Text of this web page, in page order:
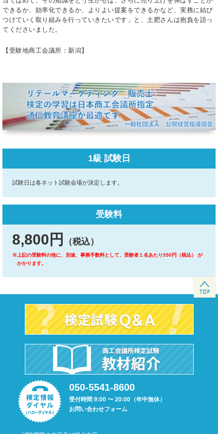
できるか、効率化できるか、よりよい提案をできるかなど、実務に結び
つけていく取り組みを行っていきたいです」と、土肥さんは抱負を語っ
てくださいました。
【受験地商工会議所：新潟】
1級 試験日
試験日は各ネット試験会場が決定します。
受験料
8,800円 （税込）
※上記の受験料の他に、別途、事務手数料として、受験者１名あたり550円（税込） が
かかります。
050-5541-8600
受付時間 9:00 〜 20:00（年中無休）
お問い合わせフォーム